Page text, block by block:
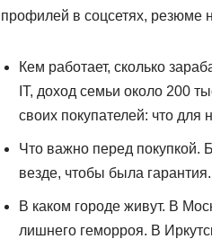
профилей в соцсетях, резюме
Кем работает, сколько
IT, доход семьи около 200
своих покупателей: что для
Что важно перед покупкой.
везде, чтобы была
В каком городе живут. В
лишнего геморроя. В